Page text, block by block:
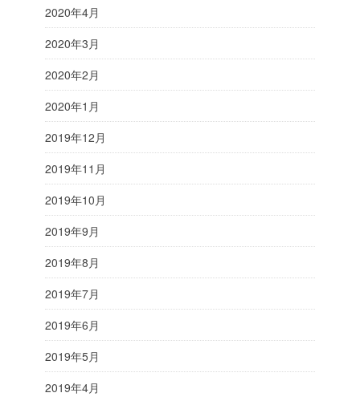
2020年4月
2020年3月
2020年2月
2020年1月
2019年12月
2019年11月
2019年10月
2019年9月
2019年8月
2019年7月
2019年6月
2019年5月
2019年4月